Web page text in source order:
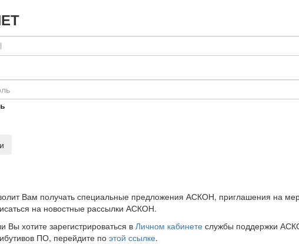
Вам получать специальные предложения АСКОН, приглашения на
на новостные рассылки АСКОН.
Вы хотите зарегистрироваться в Личном кабинетеслужбы поддержки
ПО, перейдите поэтой ссылке.